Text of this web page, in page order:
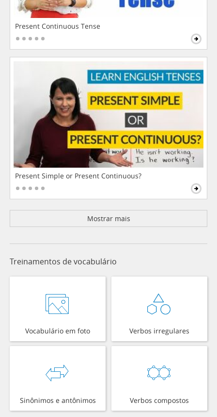
Present Continuous Tense
Present Simple or Present Continuous?
Mostrar mais
Treinamentos de vocabulário
Vocabulário em foto Verbos irregulares
Sinônimos e antônimos Verbos compostos